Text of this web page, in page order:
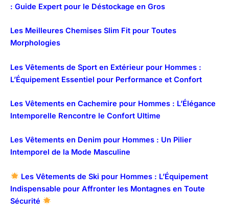
: Guide Expert pour le Déstockage en Gros
Les Meilleures Chemises Slim Fit pour Toutes
Morphologies
Les Vêtements de Sport en Extérieur pour Hommes :
L’Équipement Essentiel pour Performance et Confort
Les Vêtements en Cachemire pour Hommes : L’Élégance
Intemporelle Rencontre le Confort Ultime
Les Vêtements en Denim pour Hommes : Un Pilier
Intemporel de la Mode Masculine
Les Vêtements de Ski pour Hommes : L’Équipement
Indispensable pour Affronter les Montagnes en Toute
Sécurité